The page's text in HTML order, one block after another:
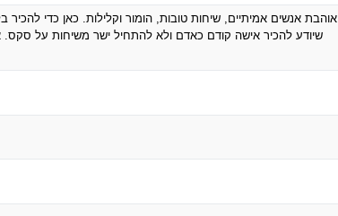
אוהבת אנשים אמיתיים, שיחות טובות, הומור וקלילות. כאן כדי
שיודע להכיר אישה קודם כאדם ולא להתחיל ישר משיחות על